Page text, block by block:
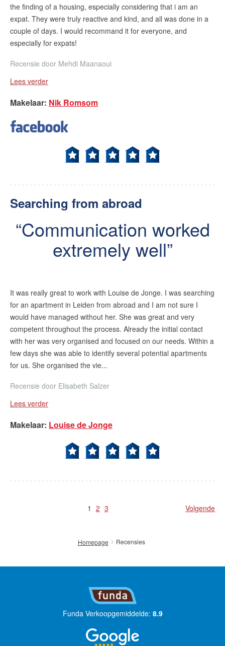
the finding of a housing, especially considering that i am an
expat. They were truly reactive and kind, and all was done in a
couple of days. I would recommand it for everyone, and
especially for expats!
Recensie door Mehdi Maanaoui
Lees verder
Makelaar: Nik Romsom
Searching from abroad
Communication worked
extremely well
It was really great to work with Louise de Jonge. I was searching
for an apartment in Leiden from abroad and I am not sure I
would have managed without her. She was great and very
competent throughout the process. Already the initial contact
with her was very organised and focused on our needs. Within a
few days she was able to identify several potential apartments
for us. She organised the vie...
Recensie door Elisabeth Salzer
Lees verder
Makelaar: Louise de Jonge
1 2 3 Volgende
Homepage Recensies
Funda Verkoopgemiddelde: 8.9